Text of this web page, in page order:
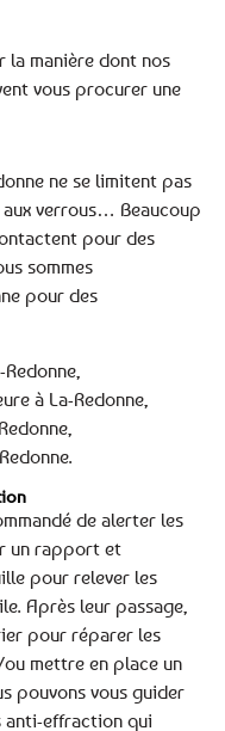
la manière dont nos
vous procurer une
ne se limitent pas
aux verrous… Beaucoup
pour des
sommes
pour des
à La-Redonne,
de alerter les
un rapport et
pour relever les
Après leur passage,
pour réparer les
mettre en place un
pouvons vous guider
anti-effraction qui